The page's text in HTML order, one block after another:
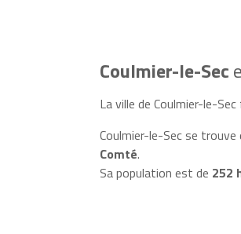
Coulmier-le-Sec
La ville de Coulmier-le-
Coulmier-le-Sec se
Comté.
Sa population est de 252